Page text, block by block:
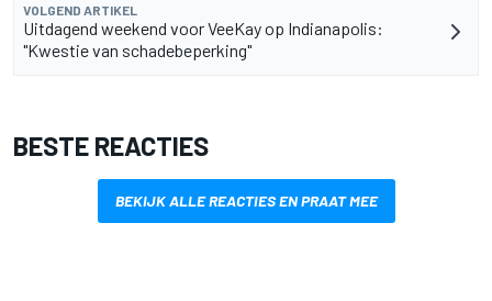
VOLGEND ARTIKEL
Uitdagend weekend voor VeeKay op Indianapolis:
"Kwestie van schadebeperking"
BESTE REACTIES
BEKIJK ALLE REACTIES EN PRAAT MEE